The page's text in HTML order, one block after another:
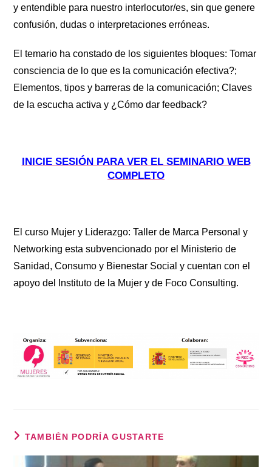
y entendible para nuestro interlocutor/es, sin que genere
confusión, dudas o interpretaciones erróneas.
El temario ha constado de los siguientes bloques: Tomar
consciencia de lo que es la comunicación efectiva?;
Elementos, tipos y barreras de la comunicación; Claves
de la escucha activa y ¿Cómo dar feedback?
INICIE SESIÓN PARA VER EL SEMINARIO WEB
COMPLETO
El curso Mujer y Liderazgo: Taller de Marca Personal y
Networking esta subvencionado por el Ministerio de
Sanidad, Consumo y Bienestar Social y cuentan con el
apoyo del Instituto de la Mujer y de Foco Consulting.
TAMBIÉN PODRÍA GUSTARTE